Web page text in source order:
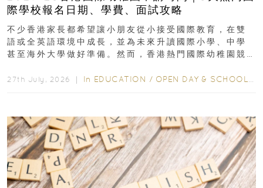
際學校報名日期、學費、面試攻略
不少香港家長都希望讓小朋友從小接受國際教育，在雙
語或全英語環境中成長，並為未來升讀國際小學、中學
甚至海外大學做好準備。然而，香港熱門國際幼稚園競
27th July, 2026 ｜ In EDUCATION / OPEN DAY & SCHOOL EVENTS